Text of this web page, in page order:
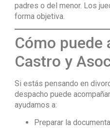
padres o del menor. Los
forma objetiva.
Cómo puede
Castro y
Si estás pensando en
despacho puede
ayudamos a:
Preparar la